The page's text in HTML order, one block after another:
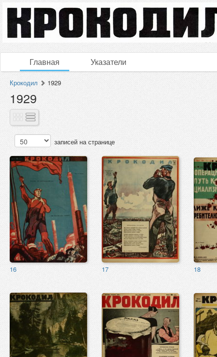
Главная Указатели
Крокодил 1929
1929
записей на странице
16 17 18